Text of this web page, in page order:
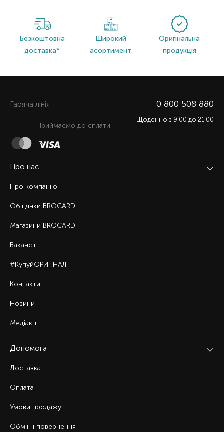
Безкоштовна
доставка*
Широкий
асортимент
Оригінальна
продукція
Про нас
Про компанію
Обіцянки BROCARD
Магазини BROCARD
Вакансії
#КупуйОРИГІНАЛ
Контакти
Новини
Медіакіт
Допомога
Доставка
Оплата
Умови продажу
Обмін і повернення
Гаряча лiнiя 0 800 508 880
Щоденно з 9:00 до 21:00
Приймаємо до сплати